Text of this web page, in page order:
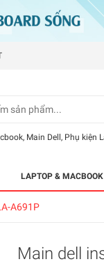
, Main Dell, Phụ kiện
LAPTOP & MACBOOK
A691P
Main dell